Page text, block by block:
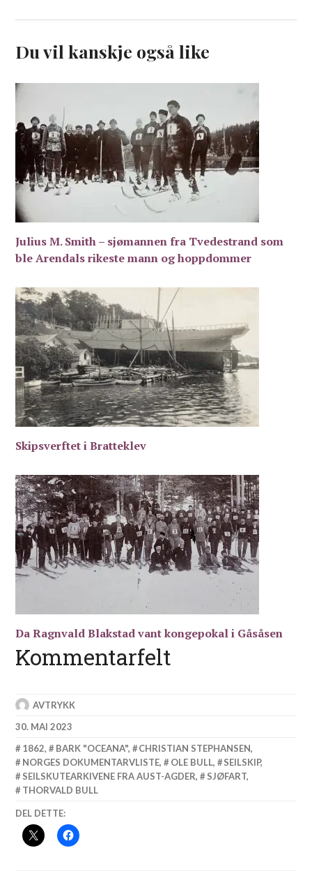
Du vil kanskje også like
Julius M. Smith – sjømannen fra Tvedestrand som
ble Arendals rikeste mann og hoppdommer
Skipsverftet i Bratteklev
Da Ragnvald Blakstad vant kongepokal i Gåsåsen
Kommentarfelt
AVTRYKK
30. MAI 2023
1862, BARK "OCEANA", CHRISTIAN STEPHANSEN,
NORGES DOKUMENTARVLISTE, OLE BULL, SEILSKIP,
SEILSKUTEARKIVENE FRA AUST-AGDER, SJØFART,
THORVALD BULL
DEL DETTE: